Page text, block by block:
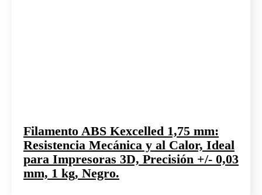
Filamento ABS Kexcelled 1,75 mm:
Resistencia Mecánica y al Calor, Ideal
para Impresoras 3D, Precisión +/- 0,03
mm, 1 kg, Negro.